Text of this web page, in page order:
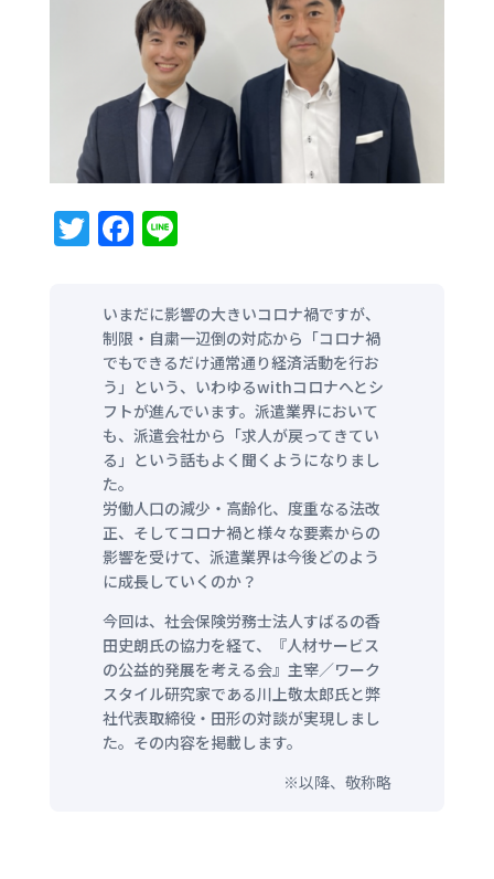
T
w
it
te
F
a
c
e
b
o
o
k
Li
e
いまだに影響の大きいコロナ禍ですが、
制限・自粛一辺倒の対応から「コロナ禍
でもできるだけ通常通り経済活動を行お
う」という、いわゆるwithコロナへとシ
フトが進んでいます。派遣業界において
も、派遣会社から「求人が戻ってきてい
る」という話もよく聞くようになりまし
た。
労働人口の減少・高齢化、度重なる法改
正、そしてコロナ禍と様々な要素からの
影響を受けて、派遣業界は今後どのよう
に成長していくのか？
今回は、社会保険労務士法人すばるの香
田史朗氏の協力を経て、『人材サービス
の公益的発展を考える会』主宰／ワーク
スタイル研究家である川上敬太郎氏と弊
社代表取締役・田形の対談が実現しまし
た。その内容を掲載します。
※以降、敬称略